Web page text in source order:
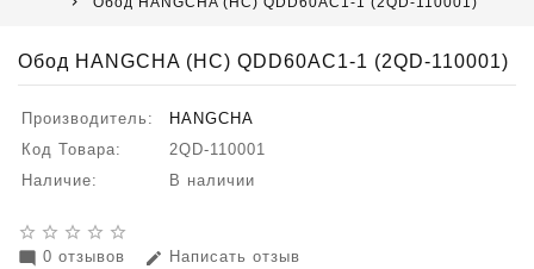
Обод HANGCHA (HC) QDD60AC1-1 (2QD-110001)
Производитель:
HANGCHA
Код Товара:
2QD-110001
Наличие:
В наличии
star_border star_border star_border star_border star_border
mode_comment
0 отзывов edit Написать отзыв